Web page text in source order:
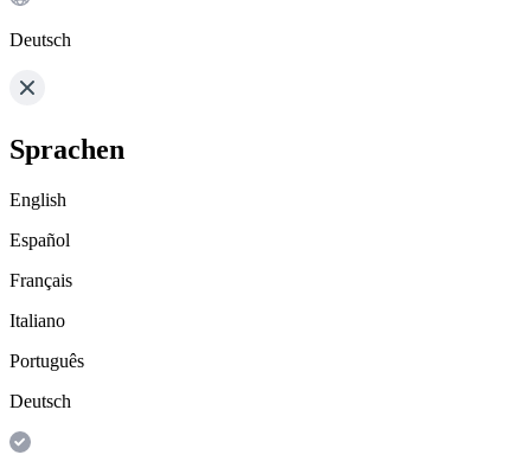
Deutsch
Sprachen
English
Español
Français
Italiano
Português
Deutsch